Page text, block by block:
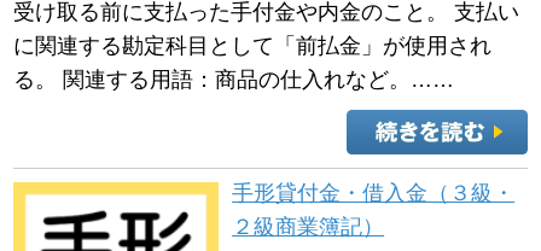
受け取る前に支払った手付金や内金のこと。 支払い
に関連する勘定科目として「前払金」が使用され
る。 関連する用語：商品の仕入れなど。……
手形貸付金・借入金（３級・
２級商業簿記）